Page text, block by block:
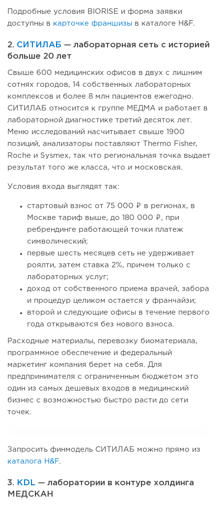
Подробные условия BIORISE и форма заявки
доступны в карточке франшизы в каталоге H&F.
2. СИТИЛАБ — лабораторная сеть с историей
больше 20 лет
Свыше 600 медицинских офисов в двух с лишним
сотнях городов, 14 собственных лабораторных
комплексов и более 8 млн пациентов ежегодно.
СИТИЛАБ относится к группе МЕДМА и работает в
лабораторной диагностике третий десяток лет.
Меню исследований насчитывает свыше 1900
позиций, анализаторы поставляют Thermo Fisher,
Roche и Sysmex, так что региональная точка выдает
результат того же класса, что и московская.
Условия входа выглядят так:
стартовый взнос от 75 000 ₽ в регионах, в
Москве тариф выше, до 180 000 ₽, при
ребрендинге работающей точки платеж
символический;
первые шесть месяцев сеть не удерживает
роялти, затем ставка 2%, причем только с
лабораторных услуг;
доход от собственного приема врачей, забора
и процедур целиком остается у франчайзи;
второй и следующие офисы в течение первого
года открываются без нового взноса.
Расходные материалы, перевозку биоматериала,
программное обеспечение и федеральный
маркетинг компания берет на себя. Для
предпринимателя с ограниченным бюджетом это
один из самых дешевых входов в медицинский
бизнес с возможностью быстро расти до сети
точек.
Запросить финмодель СИТИЛАБ можно прямо из
каталога H&F.
3. KDL — лаборатории в контуре холдинга
МЕДСКАН